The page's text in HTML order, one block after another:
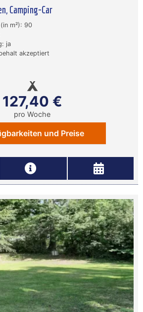
Camping-Car
m²): 90
ja
akzeptiert
127,40 €
pro Woche
und Preise